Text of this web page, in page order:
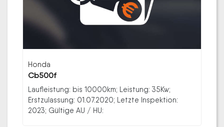
Honda
Cb500f
Laufleistung: bis 10000km; Leistung: 35Kw;
Erstzulassung: 01.07.2020; Letzte Inspektion:
2023; Gültige AU / HU: